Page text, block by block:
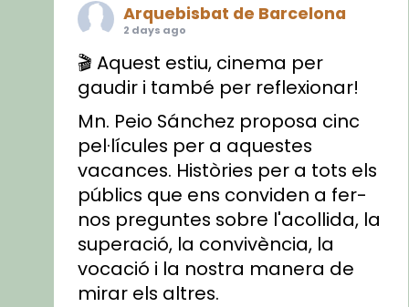
Arquebisbat de Barcelona
2 days ago
🎬 Aquest estiu, cinema per
gaudir i també per reflexionar!
Mn. Peio Sánchez proposa cinc
pel·lícules per a aquestes
vacances. Històries per a tots els
públics que ens conviden a fer-
nos preguntes sobre l'acollida, la
superació, la convivència, la
vocació i la nostra manera de
mirar els altres.